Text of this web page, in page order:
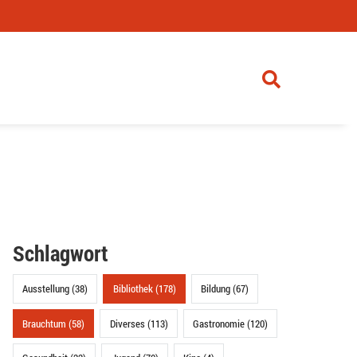
Schlagwort
Ausstellung (38) Bibliothek (178) Bildung (67)
Brauchtum (58) Diverses (113) Gastronomie (120)